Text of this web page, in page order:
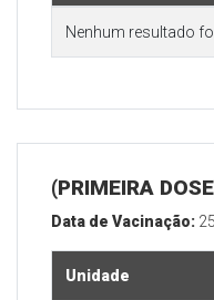
Nenhum resultado
(PRIMEIRA
Data de Vacinação:
Unidade